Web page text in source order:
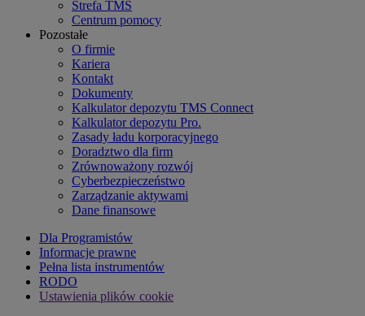
Strefa TMS
Centrum pomocy
Pozostałe
O firmie
Kariera
Kontakt
Dokumenty
Kalkulator depozytu TMS Connect
Kalkulator depozytu Pro.
Zasady ładu korporacyjnego
Doradztwo dla firm
Zrównoważony rozwój
Cyberbezpieczeństwo
Zarządzanie aktywami
Dane finansowe
Dla Programistów
Informacje prawne
Pełna lista instrumentów
RODO
Ustawienia plików cookie